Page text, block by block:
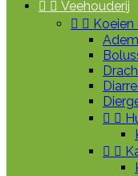
  Veehouderij
 
 
 